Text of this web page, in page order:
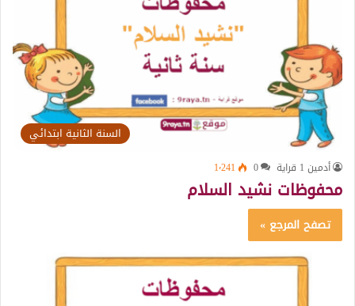
السنة الثانية ابتدائي
أدمين 1 قراية 0 1٬241
محفوظات نشيد السلام
تصفح المرجع »